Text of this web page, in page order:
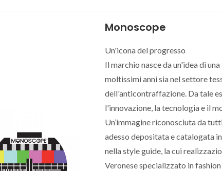
Monoscope
Un'icona del progresso
Il marchio nasce da un'idea di
moltissimi anni sia nel settore
dell'anticontraffazione. Da tale
l'innovazione, la tecnologia e il
Un’immagine riconosciuta da
adesso depositata e catalogata
nella style guide, la cui
Veronese specializzato in